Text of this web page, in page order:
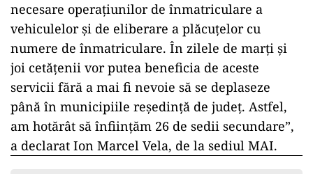
necesare operațiunilor de înmatriculare a
vehiculelor și de eliberare a plăcuțelor cu
numere de înmatriculare. În zilele de marți și
joi cetățenii vor putea beneficia de aceste
servicii fără a mai fi nevoie să se deplaseze
până în municipiile reședință de județ. Astfel,
am hotărât să înființăm 26 de sedii secundare”,
a declarat Ion Marcel Vela, de la sediul MAI.